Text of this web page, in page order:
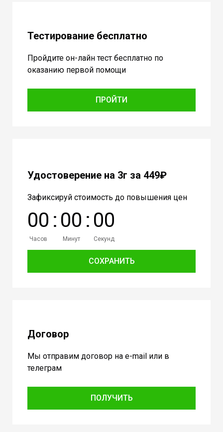
Тестирование бесплатно
Пройдите он-лайн тест бесплатно по
оказанию первой помощи
ПРОЙТИ
Удостоверение на 3г за 449₽
Зафиксируй стоимость до повышения цен
00
Часов
: 00
Минут
: 00
Секунд
СОХРАНИТЬ
Договор
Мы отправим договор на e-mail или в
телеграм
ПОЛУЧИТЬ